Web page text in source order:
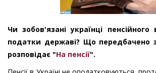
Чи зобов'язані українці пенсійного
податки державі? Що передбачено
розповідає "На пенсії".